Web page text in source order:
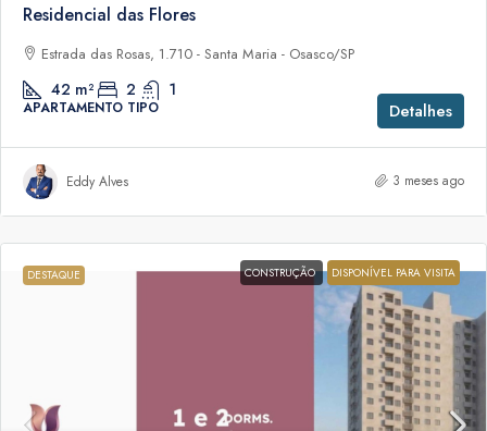
Residencial das Flores
Estrada das Rosas, 1.710 - Santa Maria - Osasco/SP
42 m² 2 1
APARTAMENTO TIPO Detalhes
Eddy Alves 3 meses ago
DESTAQUE CONSTRUÇÃO DISPONÍVEL PARA VISITA